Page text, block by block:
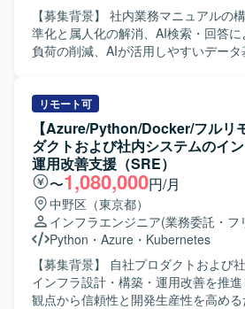
【募集背景】 社内業務マニュアルの
準化と属人化の解消、AI検索・回答
負荷の削減、AIが活用しやすいデー
化し、検索・探索・作成・閲覧機能を
活用基盤を開発していただきます。
ッジグラフ・AI Agent等を活用し、
の開発および実効性検証を実施していただ
る人物像】 新しいAI技術や検索技術の
極的で、自ら課題を整理しながらプロ
を推進できる方を求めております。関
業務ナレッジ活用のあるべき姿を議論
ができる方が望ましいです。 【ポジションの魅力】 業務マ
ニュアルの構造化から検索AIやナレッ
で一連の技術を実案件で試行できる
検索基盤の知見を蓄積していただけ
リモート可
【Azure/Python/Docker/フルリ
ダクトおよび社内システムのイ
運用改善支援（SRE）
〜1,080,000円/月
中野区（東京都）
インフラエンジニア(業務委託・フ
Python ・ Azure ・ Kubernetes
【募集背景】 自社プロダクトおよび
インフラ設計・構築・運用改善を推
観点から信頼性と開発生産性を高め